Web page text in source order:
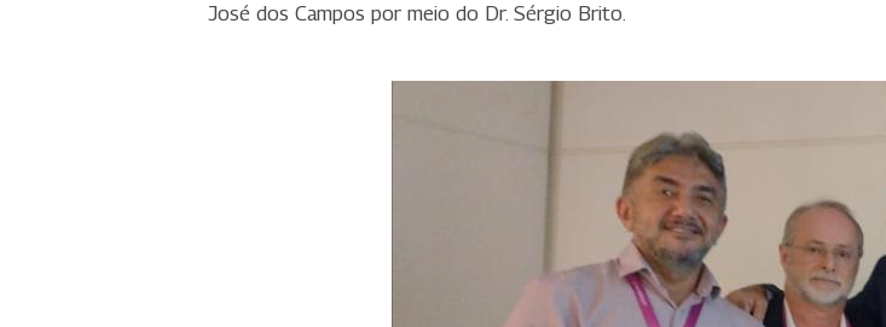
José dos Campos por meio do Dr. Sérgio Brito.